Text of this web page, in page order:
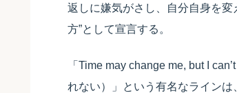
返しに嫌気がさし、自分自身を
方”として宣言する。
「Time may change me, but I
れない）」という有名なラインは、